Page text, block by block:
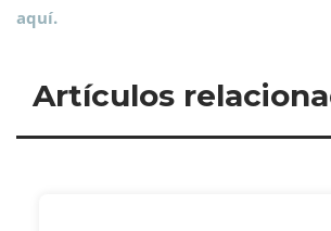
aquí.
Artículos